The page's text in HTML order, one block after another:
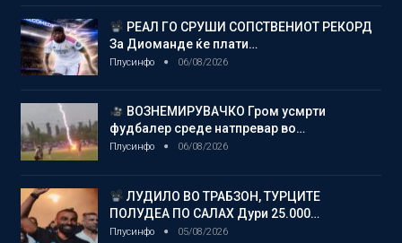
РЕАЛ ГО СРУШИ СОПСТВЕНИОТ РЕКОРД
За Диоманде ќе плати…
Плусинфо 06/08/2026
ВОЗНЕМИРУВАЧКО Гром усмрти
фудбалер среде натпревар во…
Плусинфо 06/08/2026
ЛУДИЛО ВО ТРАБЗОН, ТУРЦИТЕ
ПОЛУДЕА ПО САЛАХ Дури 25.000…
Плусинфо 05/08/2026